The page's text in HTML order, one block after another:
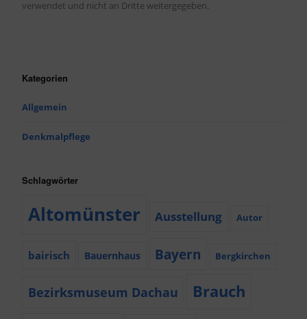
verwendet und nicht an Dritte weitergegeben.
Kategorien
Allgemein
Denkmalpflege
Schlagwörter
Altomünster Ausstellung Autor
bairisch Bauernhaus Bayern Bergkirchen
Bezirksmuseum Dachau Brauch